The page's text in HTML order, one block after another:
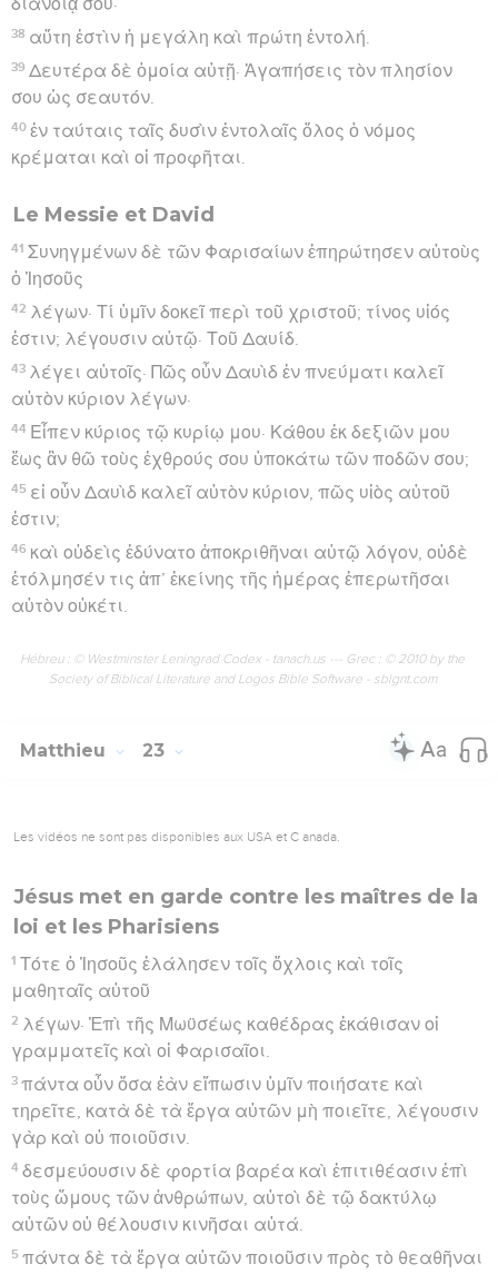
διανοίᾳ σου·
38 αὕτη ἐστὶν ἡ μεγάλη καὶ πρώτη ἐντολή.
39 Δευτέρα δὲ ὁμοία αὐτῇ· Ἀγαπήσεις τὸν πλησίον
σου ὡς σεαυτόν.
40 ἐν ταύταις ταῖς δυσὶν ἐντολαῖς ὅλος ὁ νόμος
κρέμαται καὶ οἱ προφῆται.
Le Messie et David
41 Συνηγμένων δὲ τῶν Φαρισαίων ἐπηρώτησεν αὐτοὺς
ὁ Ἰησοῦς
42 λέγων· Τί ὑμῖν δοκεῖ περὶ τοῦ χριστοῦ; τίνος υἱός
ἐστιν; λέγουσιν αὐτῷ· Τοῦ Δαυίδ.
43 λέγει αὐτοῖς· Πῶς οὖν Δαυὶδ ἐν πνεύματι καλεῖ
αὐτὸν κύριον λέγων·
44 Εἶπεν κύριος τῷ κυρίῳ μου· Κάθου ἐκ δεξιῶν μου
ἕως ἂν θῶ τοὺς ἐχθρούς σου ὑποκάτω τῶν ποδῶν σου;
45 εἰ οὖν Δαυὶδ καλεῖ αὐτὸν κύριον, πῶς υἱὸς αὐτοῦ
ἐστιν;
46 καὶ οὐδεὶς ἐδύνατο ἀποκριθῆναι αὐτῷ λόγον, οὐδὲ
ἐτόλμησέν τις ἀπ’ ἐκείνης τῆς ἡμέρας ἐπερωτῆσαι
αὐτὸν οὐκέτι.
Hébreu : © Westminster Leningrad Codex - tanach.us --- Grec : © 2010 by the
Society of Biblical Literature and Logos Bible Software - sblgnt.com
Matthieu 23
Les vidéos ne sont pas disponibles aux USA et C anada.
Jésus met en garde contre les maîtres de la
loi et les Pharisiens
1 Τότε ὁ Ἰησοῦς ἐλάλησεν τοῖς ὄχλοις καὶ τοῖς
μαθηταῖς αὐτοῦ
2 λέγων· Ἐπὶ τῆς Μωϋσέως καθέδρας ἐκάθισαν οἱ
γραμματεῖς καὶ οἱ Φαρισαῖοι.
3 πάντα οὖν ὅσα ἐὰν εἴπωσιν ὑμῖν ποιήσατε καὶ
τηρεῖτε, κατὰ δὲ τὰ ἔργα αὐτῶν μὴ ποιεῖτε, λέγουσιν
γὰρ καὶ οὐ ποιοῦσιν.
4 δεσμεύουσιν δὲ φορτία βαρέα καὶ ἐπιτιθέασιν ἐπὶ
τοὺς ὤμους τῶν ἀνθρώπων, αὐτοὶ δὲ τῷ δακτύλῳ
αὐτῶν οὐ θέλουσιν κινῆσαι αὐτά.
5 πάντα δὲ τὰ ἔργα αὐτῶν ποιοῦσιν πρὸς τὸ θεαθῆναι